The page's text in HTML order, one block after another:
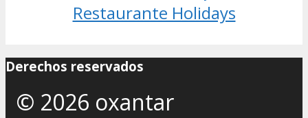
Restaurante Holidays
Derechos reservados
© 2026 oxantar